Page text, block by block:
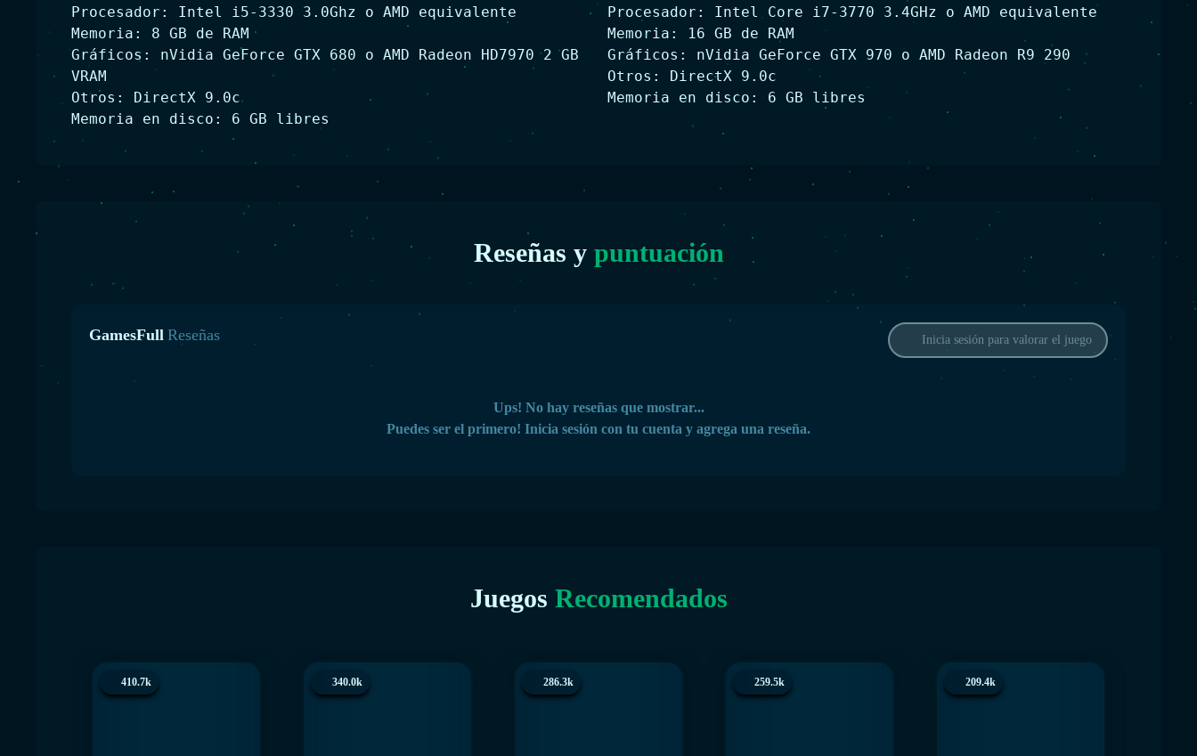
Procesador: Intel i5-3330 3.0Ghz o AMD equivalente
Memoria: 8 GB de RAM
Gráficos: nVidia GeForce GTX 680 o AMD Radeon HD7970 2 GB
VRAM
Otros: DirectX 9.0c
Memoria en disco: 6 GB libres
Procesador: Intel Core i7-3770 3.4GHz o AMD equivalente
Memoria: 16 GB de RAM
Gráficos: nVidia GeForce GTX 970 o AMD Radeon R9 290
Otros: DirectX 9.0c
Memoria en disco: 6 GB libres
Reseñas y puntuación
GamesFull Reseñas Inicia sesión para valorar el juego
Ups! No hay reseñas que mostrar...
Puedes ser el primero! Inicia sesión con tu cuenta y agrega una reseña.
Juegos Recomendados
410.7k 340.0k 286.3k 259.5k 209.4k